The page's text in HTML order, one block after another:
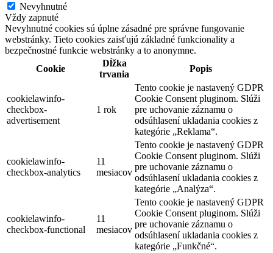
Nevyhnutné
Vždy zapnuté
Nevyhnutné cookies sú úplne zásadné pre správne fungovanie
webstránky. Tieto cookies zaisťujú základné funkcionality a
bezpečnostné funkcie webstránky a to anonymne.
Cookie
Dĺžka
trvania
Popis
cookielawinfo-
checkbox-
advertisement
1 rok
Tento cookie je nastavený GDPR
Cookie Consent pluginom. Slúži
pre uchovanie záznamu o
odsúhlasení ukladania cookies z
kategórie „Reklama“.
cookielawinfo-
checkbox-analytics
11
mesiacov
Tento cookie je nastavený GDPR
Cookie Consent pluginom. Slúži
pre uchovanie záznamu o
odsúhlasení ukladania cookies z
kategórie „Analýza“.
cookielawinfo-
checkbox-functional
11
mesiacov
Tento cookie je nastavený GDPR
Cookie Consent pluginom. Slúži
pre uchovanie záznamu o
odsúhlasení ukladania cookies z
kategórie „Funkčné“.